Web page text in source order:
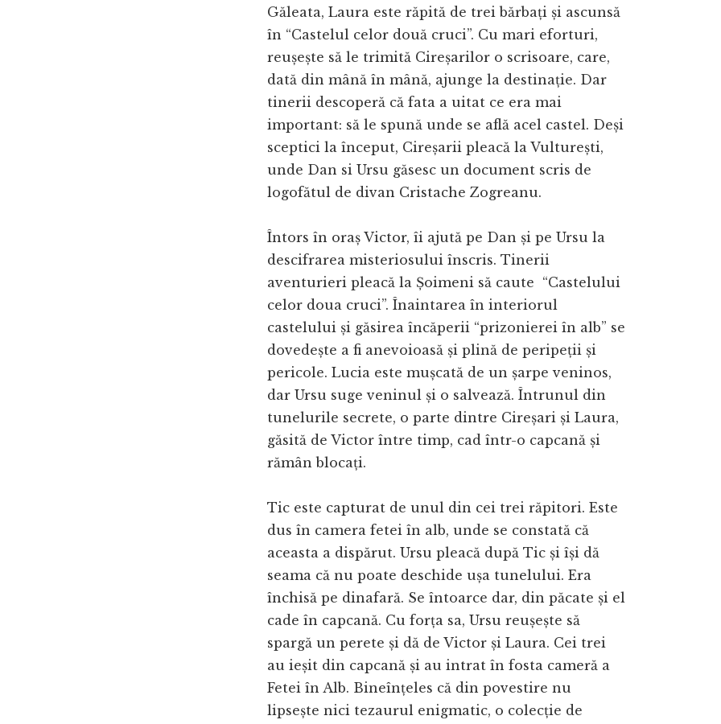
Găleata, Laura este răpită de trei bărbați și ascunsă
în “Castelul celor două cruci”. Cu mari eforturi,
reușește să le trimită Cireșarilor o scrisoare, care,
dată din mână în mână, ajunge la destinație. Dar
tinerii descoperă că fata a uitat ce era mai
important: să le spună unde se află acel castel. Deși
sceptici la început, Cireșarii pleacă la Vulturești,
unde Dan si Ursu găsesc un document scris de
logofătul de divan Cristache Zogreanu.
Întors în oraș Victor, îi ajută pe Dan și pe Ursu la
descifrarea misteriosului înscris. Tinerii
aventurieri pleacă la Șoimeni să caute “Castelului
celor doua cruci”. Înaintarea în interiorul
castelului și găsirea încăperii “prizonierei în alb” se
dovedește a fi anevoioasă și plină de peripeții și
pericole. Lucia este mușcată de un șarpe veninos,
dar Ursu suge veninul și o salvează. Întrunul din
tunelurile secrete, o parte dintre Cireșari și Laura,
găsită de Victor între timp, cad într-o capcană și
rămân blocați.
Tic este capturat de unul din cei trei răpitori. Este
dus în camera fetei în alb, unde se constată că
aceasta a dispărut. Ursu pleacă după Tic și își dă
seama că nu poate deschide ușa tunelului. Era
închisă pe dinafară. Se întoarce dar, din păcate și el
cade în capcană. Cu forța sa, Ursu reușește să
spargă un perete și dă de Victor și Laura. Cei trei
au ieșit din capcană și au intrat în fosta cameră a
Fetei în Alb. Bineînțeles că din povestire nu
lipsește nici tezaurul enigmatic, o colecție de